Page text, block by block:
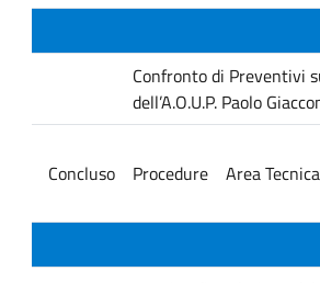
Confronto di Preventivi
dell’A.O.U.P. Paolo
Concluso Procedure Area Tecnica